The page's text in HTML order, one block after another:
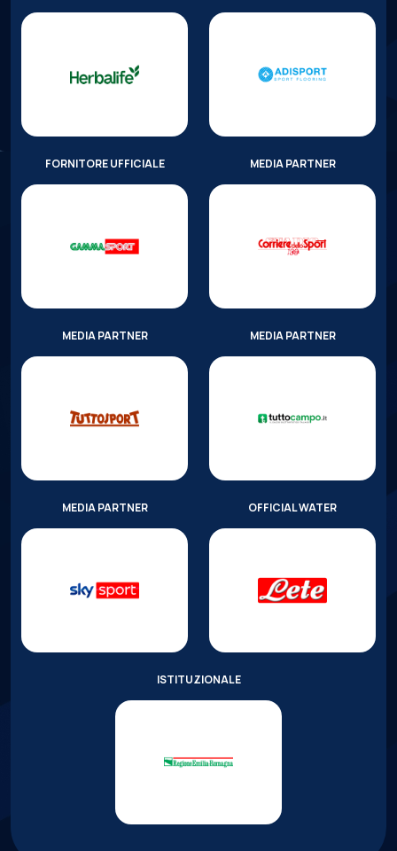
FORNITORE UFFICIALE MEDIA PARTNER
MEDIA PARTNER MEDIA PARTNER
MEDIA PARTNER OFFICIAL WATER
ISTITUZIONALE